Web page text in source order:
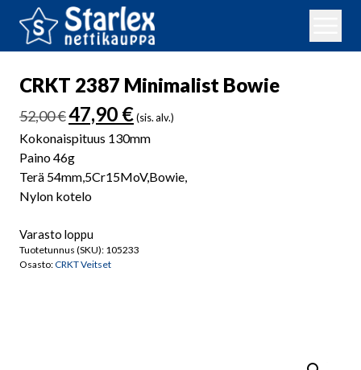
CRKT 2387 Minimalist Bowie
52,00€ Alkuperäinen
hinta
oli:
52,00 €.
47,90 €Nykyinen
hinta
on:
(sis. alv.)
Kokonaispituus 130mm
Paino 46g
Terä 54mm,5Cr15MoV,Bowie,
Nylon kotelo
Varasto loppu
Tuotetunnus (SKU): 105233
Osasto:CRKT Veitset